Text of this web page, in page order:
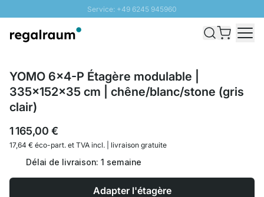
Service: +49 6245 945960
Livraison rapide - Livraison gratuite dès 100€
YOMO 6x4-P Étagère modulable |
335x152x35 cm | chêne/blanc/stone (gris
clair)
1 165,00 €
17,64 € éco-part. et TVA incl. | livraison gratuite
Délai de livraison: 1 semaine
Adapter l'étagère